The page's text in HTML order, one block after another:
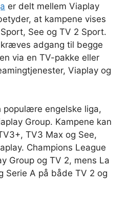
er delt mellem Viaplay
at kampene vises
See og TV 2 Sport.
adgang til begge
via en TV-pakke eller
Viaplay og
populære engelske liga,
Group. Kampene kan
TV3 Max og See,
Champions League
Group og TV 2, mens La
Serie A på både TV 2 og